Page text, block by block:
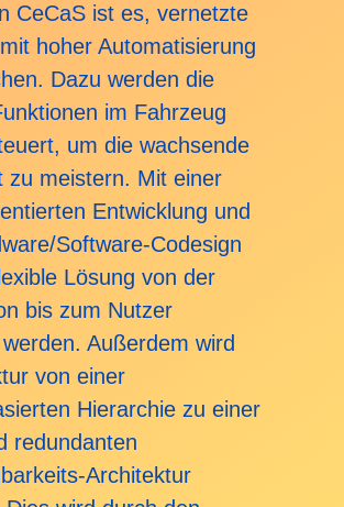
CeCaS ist es, vernetzte
hoher Automatisierung
Dazu werden die
im Fahrzeug
um die wachsende
zu meistern. Mit einer
Entwicklung und
Software-Codesign
Lösung von der
bis zum Nutzer
Außerdem wird
von einer
Hierarchie zu einer
redundanten
Architektur